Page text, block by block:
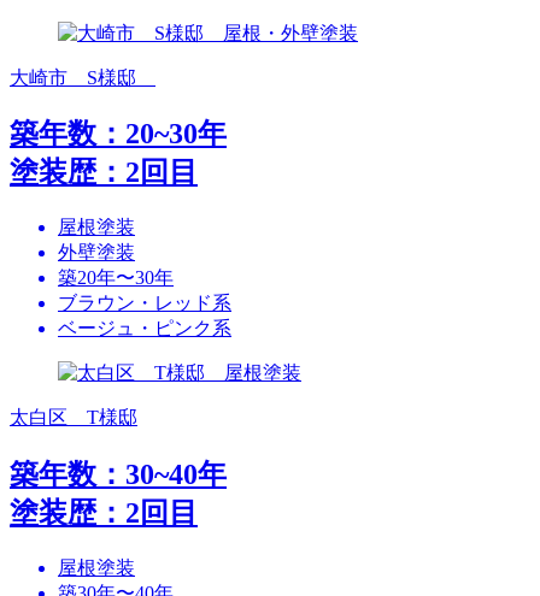
大崎市 S様邸
築年数：20~30年
塗装歴：2回目
屋根塗装
外壁塗装
築20年〜30年
ブラウン・レッド系
ベージュ・ピンク系
太白区 T様邸
築年数：30~40年
塗装歴：2回目
屋根塗装